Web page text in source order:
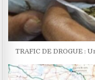
TRAFIC DE DROGUE :